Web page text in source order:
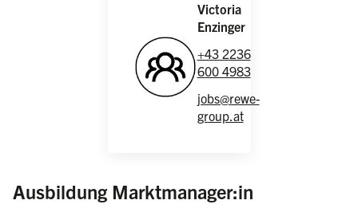
Victoria
Enzinger
+43 2236
600 4983
jobs@rewe-
group.at
Ausbildung Marktmanager:in